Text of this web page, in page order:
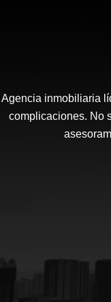
Agencia inmobiliaria
complicaciones. No